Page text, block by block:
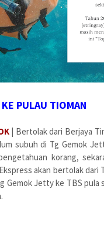
PULAU TIOMAN
| Bertolak dari Berjaya
subuh di Tg Gemok
korang,
akan bertolak
Gemok Jetty ke TBS pula